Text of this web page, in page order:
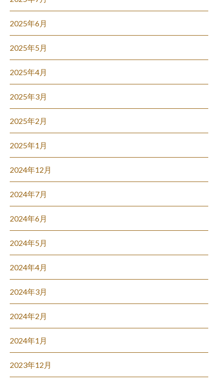
2025年6月
2025年5月
2025年4月
2025年3月
2025年2月
2025年1月
2024年12月
2024年7月
2024年6月
2024年5月
2024年4月
2024年3月
2024年2月
2024年1月
2023年12月